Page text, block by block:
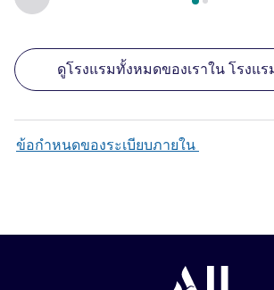
ดูโรงแรมทั้งหมดของเราใน โรงแ
ข้อกำหนดของระเบียบภายใน